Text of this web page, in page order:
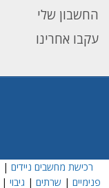
החשבון שלי
עקבו אחרינו
רכישת מחשבים ניידים |
פנימיים | שרתים | גיבוי |